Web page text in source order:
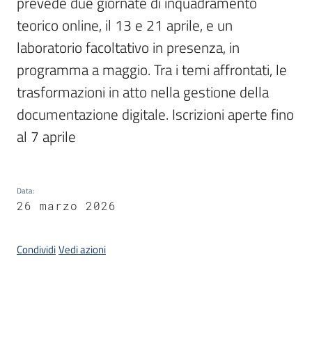
Contatti
su
teorico online, il 13 e 21 aprile, e un
laboratorio facoltativo in presenza, in
programma a maggio. Tra i temi affrontati, le
trasformazioni in atto nella gestione della
documentazione digitale. Iscrizioni aperte fino
al 7 aprile
Data:
26 marzo 2026
CondividiVedi azioni